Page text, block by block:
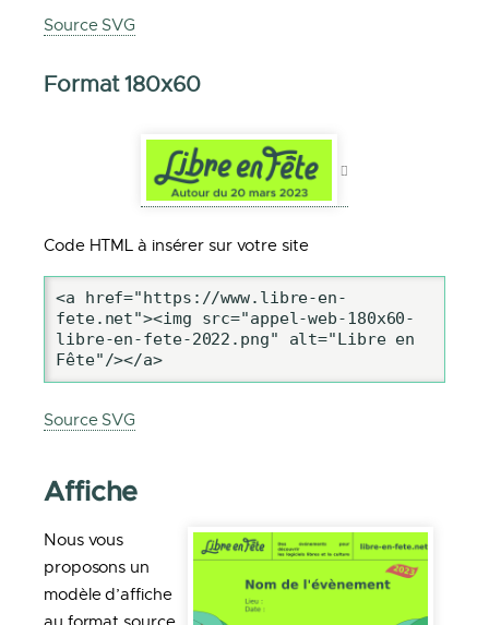
Source SVG
Format 180x60
Code HTML à insérer sur votre site
<a href="https://www.libre-en-
fete.net"><img src="appel-web-180x60-
libre-en-fete-2022.png" alt="Libre en
Fête"/></a>
Source SVG
Affiche
Nous vous
proposons un
modèle d’affiche